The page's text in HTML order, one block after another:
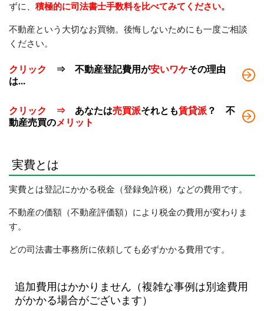
ずに、 積極的に司法書士手数料を比べてみてください。
不動産という大切なお買物。後悔しないためにも一度ご相談
ください。
クリック ⇒ 不動産登記費用が安いワケその理由
は…
クリック ⇒ あなたは売買派それとも賃貸派 ？ 不
動産売買のメリット
実費とは
実費とは登記にかかる税金（登録免許税）などの費用です。
不動産の価額（不動産評価額）により税金の費用が変わりま
す。
どの司法書士事務所に依頼しても必ずかかる費用です。
追加費用はかかりません（複雑な事例は別途費用
がかかる場合がございます）